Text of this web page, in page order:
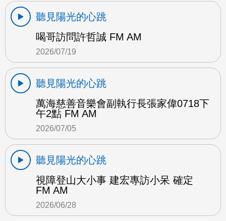
聽見陽光的心跳
喝哥訪問許哲誠 FM AM
2026/07/19
聽見陽光的心跳
萬海慈善音樂會副執行長張家偉0718下
午2點 FM AM
2026/07/05
聽見陽光的心跳
視障登山大小事 建宏專訪小呆 確定
FM AM
2026/06/28